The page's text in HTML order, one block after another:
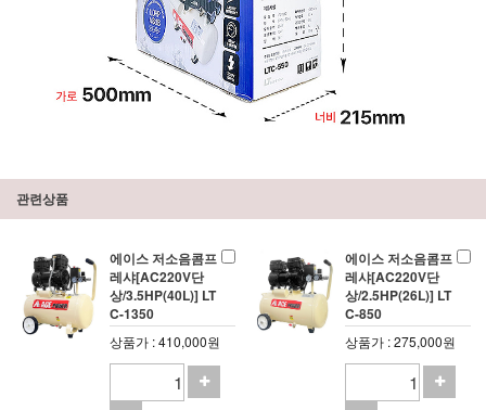
관련상품
에이스 저소음콤프
레샤[AC220V단
상/3.5HP(40L)] LT
C-1350
상품가 : 410,000원
에이스 저소음콤프
레샤[AC220V단
상/2.5HP(26L)] LT
C-850
상품가 : 275,000원